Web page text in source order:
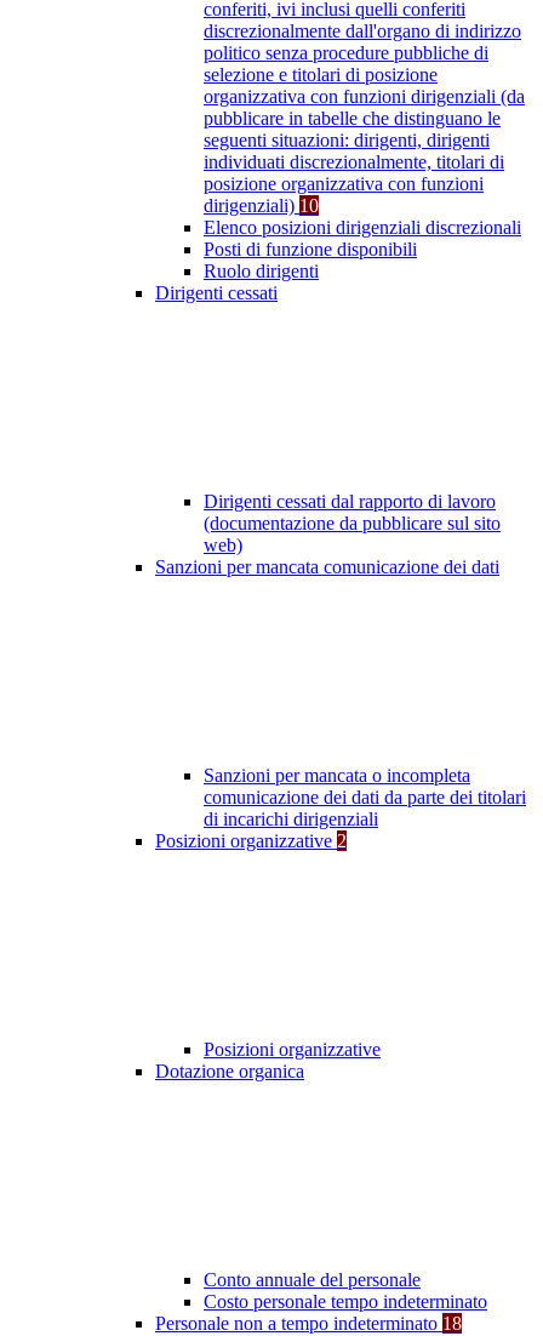
conferiti, ivi inclusi quelli conferiti
discrezionalmente dall'organo di indirizzo
politico senza procedure pubbliche di
selezione e titolari di posizione
organizzativa con funzioni dirigenziali (da
pubblicare in tabelle che distinguano le
seguenti situazioni: dirigenti, dirigenti
individuati discrezionalmente, titolari di
posizione organizzativa con funzioni
dirigenziali) 10
Elenco posizioni dirigenziali discrezionali
Posti di funzione disponibili
Ruolo dirigenti
Dirigenti cessati
Dirigenti cessati dal rapporto di lavoro
(documentazione da pubblicare sul sito
web)
Sanzioni per mancata comunicazione dei dati
Sanzioni per mancata o incompleta
comunicazione dei dati da parte dei titolari
di incarichi dirigenziali
Posizioni organizzative 2
Posizioni organizzative
Dotazione organica
Conto annuale del personale
Costo personale tempo indeterminato
Personale non a tempo indeterminato 18